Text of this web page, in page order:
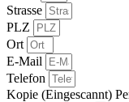
Strasse
PLZ
Ort
E-Mail
Telefon
Kopie (Eingescannt)